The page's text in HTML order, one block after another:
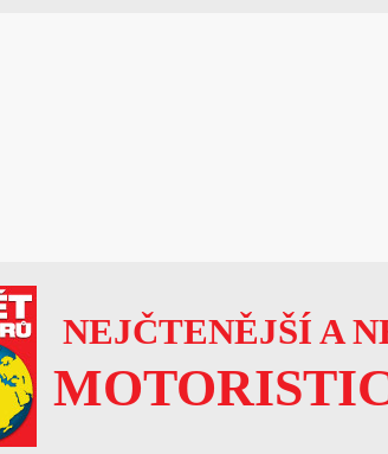
NEJČTENĚJŠÍ A